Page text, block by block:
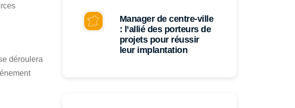
déroulera
Manager de centre-ville
: l’allié des porteurs de
projets pour réussir
leur implantation